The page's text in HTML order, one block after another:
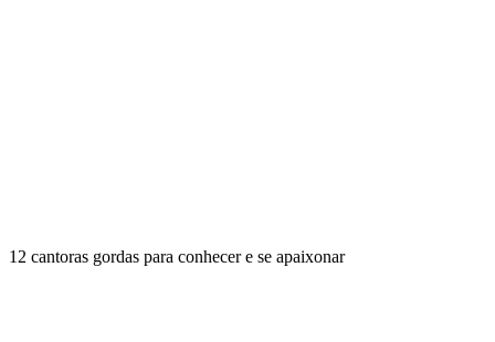
12 cantoras gordas para conhecer e se apaixonar